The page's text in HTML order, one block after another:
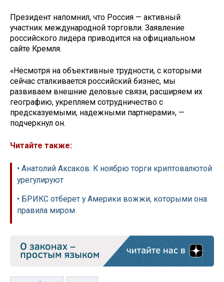
Президент напомнил, что Россия — активный
участник международной торговли. Заявление
российского лидера приводится на официальном
сайте Кремля.
«Несмотря на объективные трудности, с которыми
сейчас сталкивается российский бизнес, мы
развиваем внешние деловые связи, расширяем их
географию, укрепляем сотрудничество с
предсказуемыми, надежными партнерами», —
подчеркнул он.
Читайте также:
• Анатолий Аксаков: К ноябрю торги криптовалютой
урегулируют
• БРИКС отберет у Америки вожжи, которыми она
правила миром